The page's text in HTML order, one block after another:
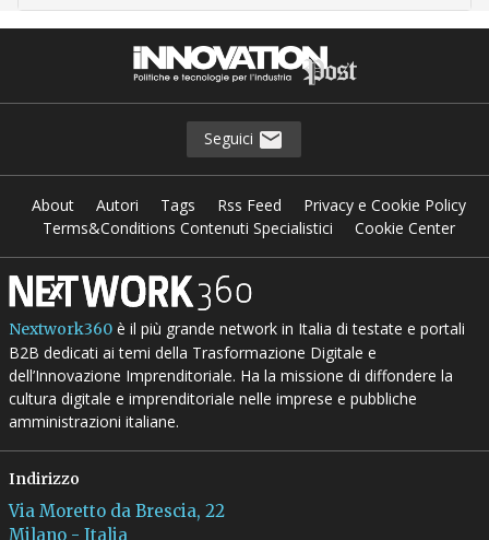
Seguici
About Autori Tags Rss Feed
Privacy e Cookie Policy
Terms&Conditions Contenuti Specialistici
Cookie Center
Nextwork360è il più grande network in Italia di testate e portali
B2B dedicati ai temi della Trasformazione Digitale e
dell’Innovazione Imprenditoriale. Ha la missione di diffondere la
cultura digitale e imprenditoriale nelle imprese e pubbliche
amministrazioni italiane.
Indirizzo
Via Moretto da Brescia, 22
Milano - Italia